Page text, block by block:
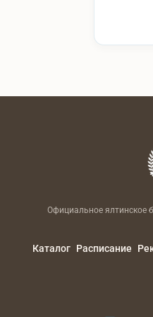
Официальное ялтинское
Каталог Расписание